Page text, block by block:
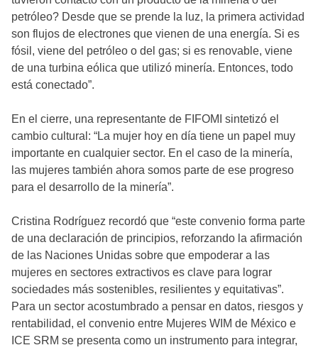
petróleo? Desde que se prende la luz, la primera actividad
son flujos de electrones que vienen de una energía. Si es
fósil, viene del petróleo o del gas; si es renovable, viene
de una turbina eólica que utilizó minería. Entonces, todo
está conectado”.
En el cierre, una representante de FIFOMI sintetizó el
cambio cultural: “La mujer hoy en día tiene un papel muy
importante en cualquier sector. En el caso de la minería,
las mujeres también ahora somos parte de ese progreso
para el desarrollo de la minería”.
Cristina Rodríguez recordó que “este convenio forma parte
de una declaración de principios, reforzando la afirmación
de las Naciones Unidas sobre que empoderar a las
mujeres en sectores extractivos es clave para lograr
sociedades más sostenibles, resilientes y equitativas”.
Para un sector acostumbrado a pensar en datos, riesgos y
rentabilidad, el convenio entre Mujeres WIM de México e
ICE SRM se presenta como un instrumento para integrar,